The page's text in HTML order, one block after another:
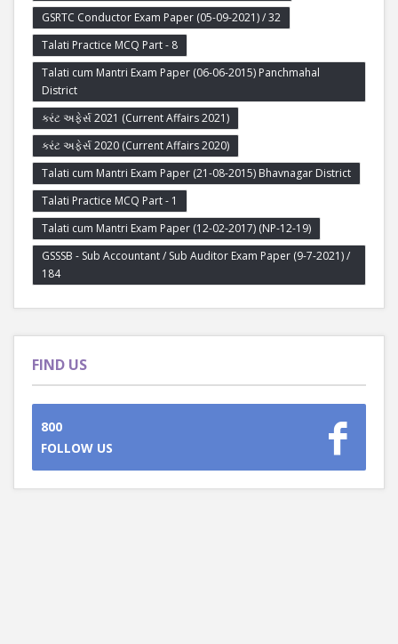
GSRTC Conductor Exam Paper (05-09-2021) / 32
Talati Practice MCQ Part - 8
Talati cum Mantri Exam Paper (06-06-2015) Panchmahal
District
કરંટ અફેર્સ 2021 (Current Affairs 2021)
કરંટ અફેર્સ 2020 (Current Affairs 2020)
Talati cum Mantri Exam Paper (21-08-2015) Bhavnagar District
Talati Practice MCQ Part - 1
Talati cum Mantri Exam Paper (12-02-2017) (NP-12-19)
GSSSB - Sub Accountant / Sub Auditor Exam Paper (9-7-2021) /
184
FIND US
800
FOLLOW US